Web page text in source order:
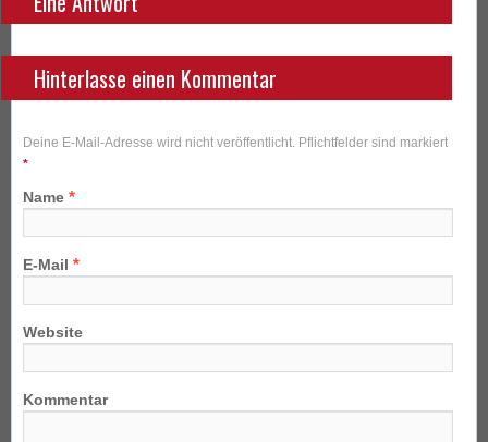
Hinterlasse einen Kommentar
Deine E-Mail-Adresse wird nicht veröffentlicht. Pflichtfelder sind markiert
*
Name *
E-Mail *
Website
Kommentar